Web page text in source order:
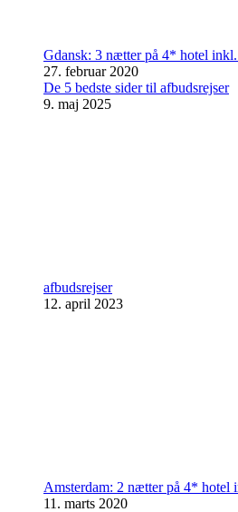
Gdansk: 3 nætter på 4* hotel
27. februar 2020
De 5 bedste sider til afbudsrejser
9. maj 2025
afbudsrejser
12. april 2023
Amsterdam: 2 nætter på 4* hotel
11. marts 2020